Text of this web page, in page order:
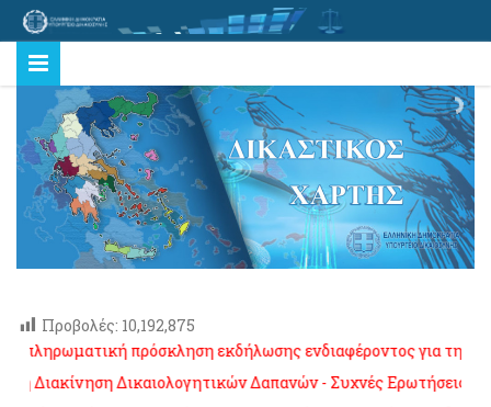
Προβολές: 10,192,875
πρόσκληση εκδήλωσης ενδιαφέροντος για την
Δικαιολογητικών Δαπανών - Συχνές Ερωτήσεις